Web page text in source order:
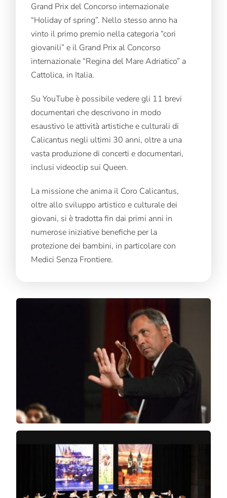
Grand Prix del Concorso internazionale
“Holiday of spring”. Nello stesso anno ha
vinto il primo premio nella categoria “cori
giovanili” e il Grand Prix al Concorso
internazionale “Regina del Mare Adriatico” a
Cattolica, in Italia.
Su YouTube è possibile vedere gli 11 brevi
documentari che descrivono in modo
esaustivo le attività artistiche e culturali di
Calicantus negli ultimi 30 anni, oltre a una
vasta produzione di concerti e documentari,
inclusi videoclip sui Queen.
La missione che anima il Coro Calicantus,
oltre allo sviluppo artistico e culturale dei
giovani, si è tradotta fin dai primi anni in
numerose iniziative benefiche per la
protezione dei bambini, in particolare con
Medici Senza Frontiere.